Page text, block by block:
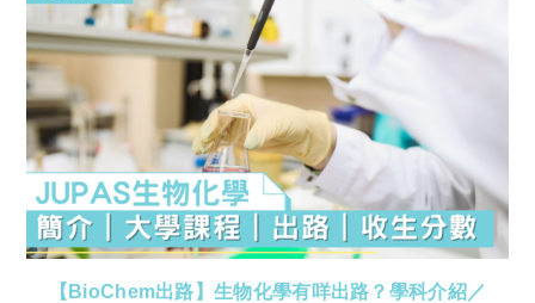
【BioChem出路】生物化學有咩出路？學科介紹／